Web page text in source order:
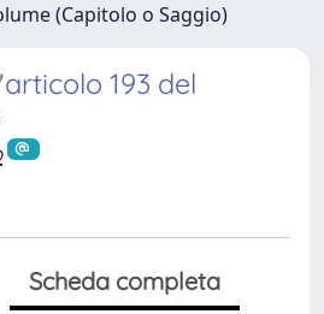
(Capitolo o Saggio)
193 del
Scheda completa